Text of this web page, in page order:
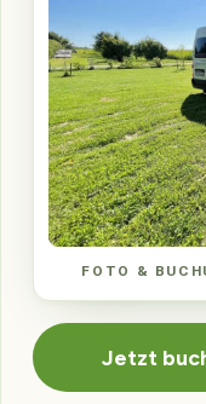
FOTO &
Jetzt